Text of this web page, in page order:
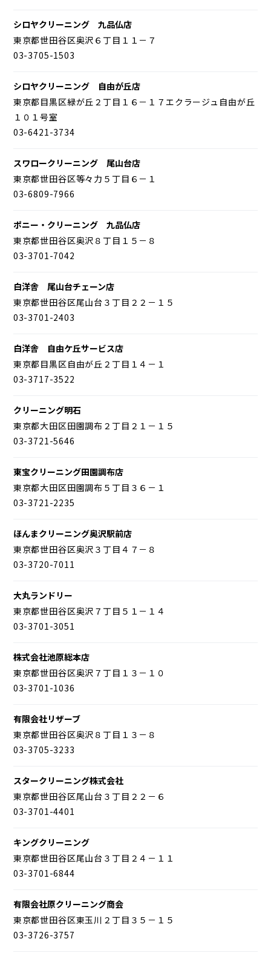
シロヤクリーニング 九品仏店
東京都世田谷区奥沢６丁目１１－７
03-3705-1503
シロヤクリーニング 自由が丘店
東京都目黒区緑が丘２丁目１６－１７エクラージュ自由が丘
１０１号室
03-6421-3734
スワロークリーニング 尾山台店
東京都世田谷区等々力５丁目６－１
03-6809-7966
ポニー・クリーニング 九品仏店
東京都世田谷区奥沢８丁目１５－８
03-3701-7042
白洋舎 尾山台チェーン店
東京都世田谷区尾山台３丁目２２－１５
03-3701-2403
白洋舎 自由ケ丘サービス店
東京都目黒区自由が丘２丁目１４－１
03-3717-3522
クリーニング明石
東京都大田区田園調布２丁目２１－１５
03-3721-5646
東宝クリーニング田園調布店
東京都大田区田園調布５丁目３６－１
03-3721-2235
ほんまクリーニング奥沢駅前店
東京都世田谷区奥沢３丁目４７－８
03-3720-7011
大丸ランドリー
東京都世田谷区奥沢７丁目５１－１４
03-3701-3051
株式会社池原総本店
東京都世田谷区奥沢７丁目１３－１０
03-3701-1036
有限会社リザーブ
東京都世田谷区奥沢８丁目１３－８
03-3705-3233
スタークリーニング株式会社
東京都世田谷区尾山台３丁目２２－６
03-3701-4401
キングクリーニング
東京都世田谷区尾山台３丁目２４－１１
03-3701-6844
有限会社原クリーニング商会
東京都世田谷区東玉川２丁目３５－１５
03-3726-3757